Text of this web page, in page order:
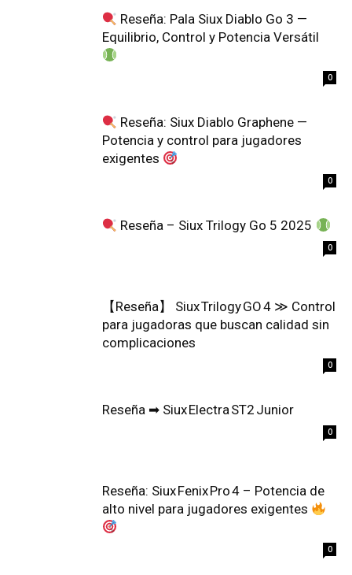
Reseña: Pala Siux Diablo Go 3 —
Equilibrio, Control y Potencia Versátil
0
Reseña: Siux Diablo Graphene —
Potencia y control para jugadores
exigentes
0
Reseña – Siux Trilogy Go 5 2025
0
【Reseña】 Siux Trilogy GO 4 ≫ Control
para jugadoras que buscan calidad sin
complicaciones
0
Reseña ➡ Siux Electra ST2 Junior
0
Reseña: Siux Fenix Pro 4 – Potencia de
alto nivel para jugadores exigentes
0